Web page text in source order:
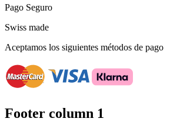
Pago Seguro
Swiss made
Aceptamos los siguientes métodos de pago
Footer column 1